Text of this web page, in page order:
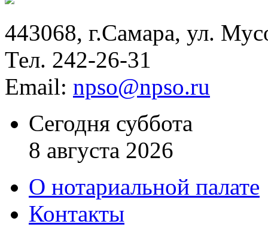
443068, г.Самара, ул.
Тел. 242-26-31
Email: npso@npso.ru
Сегодня суббота
8 августа 2026
О нотариальной палате
Контакты